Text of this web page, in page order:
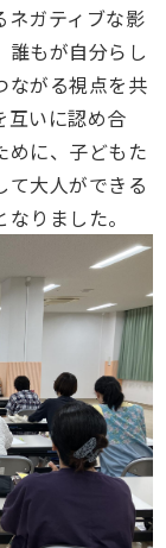
ネガティブな影
誰もが自分らし
ながる視点を共
互いに認め合
めに、子どもた
て大人ができる
りました。